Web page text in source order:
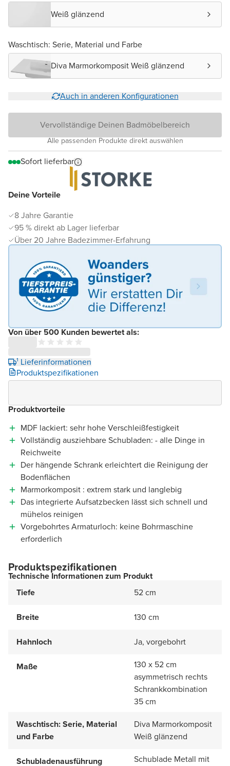
Deine Vorteile
8 Jahre Garantie
95 % direkt ab Lager lieferbar
Über 20 Jahre Badezimmer-Erfahrung
Von über 500 Kunden bewertet als:
¹ Lieferinformationen
Produktspezifikationen
Weiß glänzend
Waschtisch: Serie, Material und Farbe
Diva Marmorkomposit Weiß glänzend
Auch in anderen Konfigurationen
Vervollständige Deinen Badmöbelbereich
Alle passenden Produkte direkt auswählen
Sofort lieferbar
Produktvorteile
MDF lackiert: sehr hohe Verschleißfestigkeit
Vollständig ausziehbare Schubladen: - alle Dinge in
Reichweite
Der hängende Schrank erleichtert die Reinigung der
Bodenflächen
Marmorkomposit : extrem stark und langlebig
Das integrierte Aufsatzbecken lässt sich schnell und
mühelos reinigen
Vorgebohrtes Armaturloch: keine Bohrmaschine
erforderlich
Produktspezifikationen
Technische Informationen zum Produkt
Tiefe
52 cm
Breite 130 cm
Hahnloch Ja, vorgebohrt
Maße
130 x 52 cm
asymmetrisch rechts
Schrankkombination
35 cm
Waschtisch: Serie, Material
und Farbe
Diva Marmorkomposit
Weiß glänzend
Schubladenausführung
Schublade Metall mit